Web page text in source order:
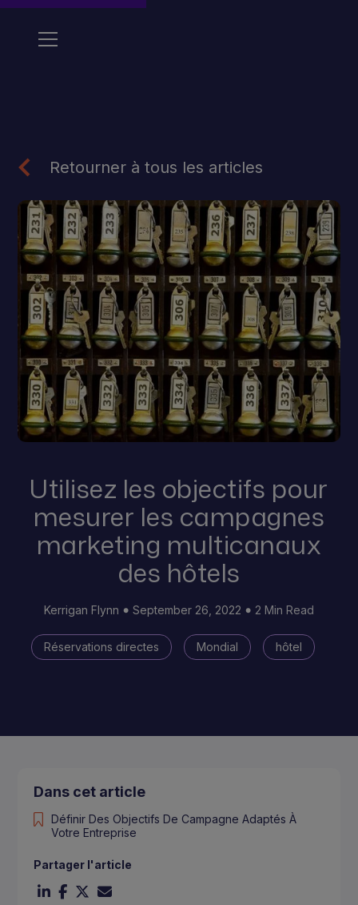
Retourner à tous les articles
Utilisez les objectifs pour
mesurer les campagnes
marketing multicanaux
des hôtels
Kerrigan Flynn September 26, 2022 2 Min Read
Réservations directes Mondial hôtel
Dans cet article
Définir Des Objectifs De Campagne Adaptés À
Votre Entreprise
Partager l'article